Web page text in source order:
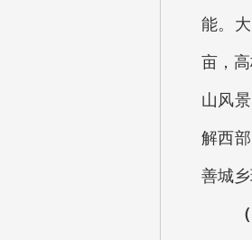
能。
亩，
山风
解西
善城